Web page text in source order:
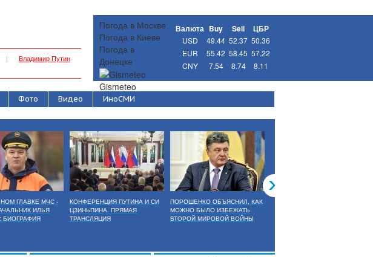
|
Владимир Путин
Погода в Москве
Погода в Киеве
Погода в
Донецке
Gismeteo
Валюта Buy Sell ЦБР
USD 49.44 52.37 50.36
EUR
55.42 58.45 57.22
CNY
7.54 8.74 8.11
Фото Видео ИноСМИ
ГЛАВКЕ МЧС -
ИЛЬЯ
БИОГРАФИЯ
КОНФЕРЕНЦИЯ ПУТИНА И СИ
ЦЗИНЬПИНА. ПРЯМАЯ
ТРАНСЛЯЦИЯ
ПОРОШЕНКО ОБЪЯСНИЛ, КАК
МОЖНО БЫЛО ИЗБЕЖАТЬ
ВТОРОЙ МИРОВОЙ ВОЙНЫ